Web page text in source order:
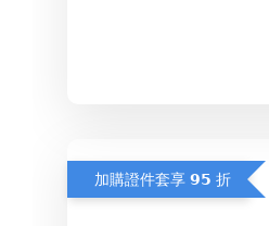
加購證件套享 𝟵𝟱 折